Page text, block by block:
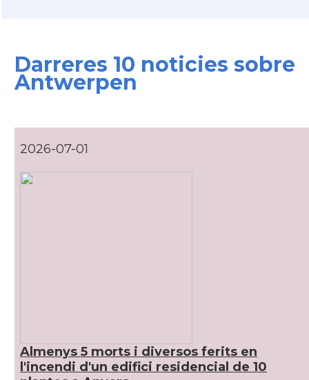
Darreres 10 noticies sobre
Antwerpen
2026-07-01
Almenys 5 morts i diversos ferits en
l'incendi d'un edifici residencial de 10